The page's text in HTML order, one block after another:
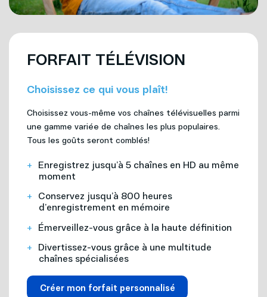
FORFAIT TÉLÉVISION
Choisissez ce qui vous plaît!
Choisissez vous-même vos chaînes télévisuelles parmi
une gamme variée de chaînes les plus populaires.
Tous les goûts seront comblés!
Enregistrez jusqu’à 5 chaînes en HD au même
moment
Conservez jusqu’à 800 heures
d’enregistrement en mémoire
Émerveillez-vous grâce à la haute définition
Divertissez-vous grâce à une multitude
chaînes spécialisées
Créer mon forfait personnalisé